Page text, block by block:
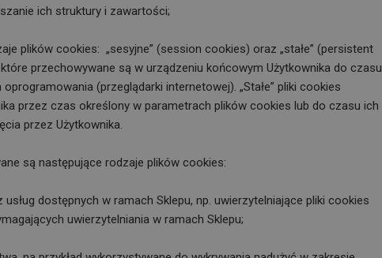
ich struktury i zawartości;
plików cookies: „sesyjne” (session cookies) oraz „stałe” (persistent
przechowywane są w urządzeniu końcowym Użytkownika do czasu
(przeglądarki internetowej). „Stałe” pliki cookies
przez czas określony w parametrach plików cookies lub do czasu ich
przez Użytkownika.
są następujące rodzaje plików cookies:
dostępnych w ramach Sklepu, np. uwierzytelniające pliki cookies
uwierzytelniania w ramach Sklepu;